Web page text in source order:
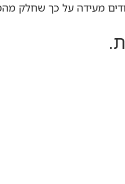
מעידה על כך שחלק